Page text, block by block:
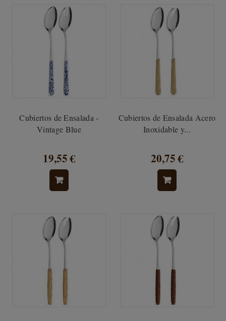
Cubiertos de Ensalada -
Vintage Blue
19,55 €
Cubiertos de Ensalada Acero
Inoxidable y...
20,75 €